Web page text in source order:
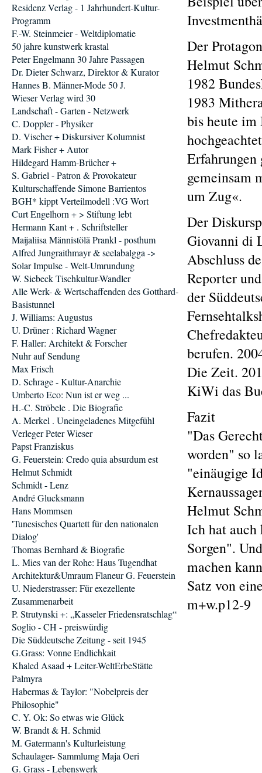
Der
Helmut
1982
1983
bis heute im
gemeinsam
um Zug«.
Der
Giovanni di
Abschluss
Reporter
der
berufen.
Die Zeit.
KiWi das
Fazit
"Das
worden" so
"einäugige
Helmut
Ich hat
Sorgen".
machen
Satz von
m+w.p12-9
Residenz Verlag - 1 Jahrhundert-Kultur-
Programm
F.-W. Steinmeier - Weltdiplomatie
50 jahre kunstwerk krastal
Peter Engelmann 30 Jahre Passagen
Dr. Dieter Schwarz, Direktor & Kurator
Hannes B. Männer-Mode 50 J.
Wieser Verlag wird 30
Landschaft - Garten - Netzwerk
C. Doppler - Physiker
D. Vischer + Diskursiver Kolumnist
Mark Fisher + Autor
Hildegard Hamm-Brücher +
S. Gabriel - Patron & Provokateur
Kulturschaffende Simone Barrientos
BGH* kippt Verteilmodell :VG Wort
Curt Engelhorn + > Stiftung lebt
Hermann Kant + . Schriftsteller
Maijaliisa Männistölä Prankl - posthum
Alfred Jungraithmayr & seelabalgga ->
Solar Impulse - Welt-Umrundung
W. Siebeck Tischkultur-Wandler
Alle Werk- & Wertschaffenden des Gotthard-
Basistunnel
J. Williams: Augustus
U. Drüner : Richard Wagner
F. Haller: Architekt & Forscher
Nuhr auf Sendung
Max Frisch
D. Schrage - Kultur-Anarchie
Umberto Eco: Nun ist er weg ...
H.-C. Ströbele . Die Biografie
A. Merkel . Uneingeladenes Mitgefühl
Verleger Peter Wieser
Papst Franziskus
G. Feuerstein: Credo quia absurdum est
Helmut Schmidt
Schmidt - Lenz
André Glucksmann
Hans Mommsen
'Tunesisches Quartett für den nationalen
Dialog'
Thomas Bernhard & Biografie
L. Mies van der Rohe: Haus Tugendhat
Architektur&Umraum Flaneur G. Feuerstein
U. Niederstrasser: Für exezellente
Zusammenarbeit
P. Strutynski +: „Kasseler Friedensratschlag“
Soglio - CH - preiswürdig
Die Süddeutsche Zeitung - seit 1945
G.Grass: Vonne Endlichkait
Khaled Asaad + Leiter-WeltErbeStätte
Palmyra
Habermas & Taylor: "Nobelpreis der
Philosophie"
C. Y. Ok: So etwas wie Glück
W. Brandt & H. Schmid
M. Gatermann's Kulturleistung
Schaulager- Sammlumg Maja Oeri
G. Grass - Lebenswerk